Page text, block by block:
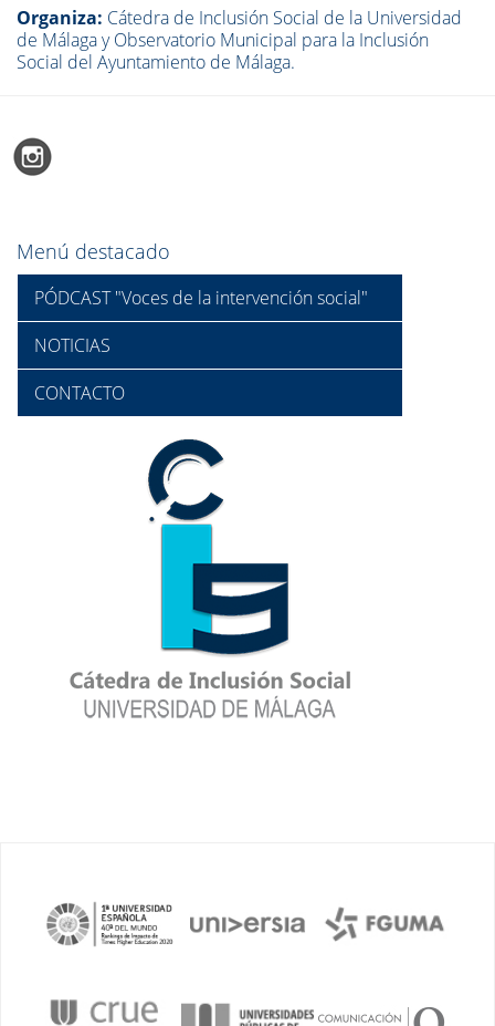
Organiza: Cátedra de Inclusión Social de la Universidad
de Málaga y Observatorio Municipal para la Inclusión
Social del Ayuntamiento de Málaga.
Menú destacado
PÓDCAST "Voces de la intervención social"
NOTICIAS
CONTACTO